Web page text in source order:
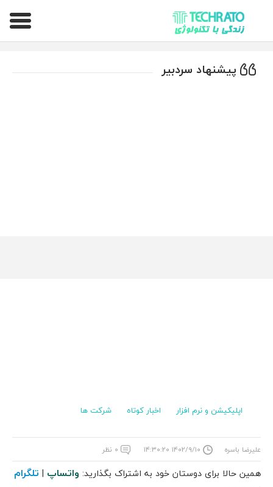
تکراتو – زندگی با تکنولوژی
پیشنهاد سردبیر
اپلیکیشن و نرم افزار اخبار کوتاه شرکت ها
علیرضا باسره ۱۴۰۲/۹/۱۰ ۱۴:۳۰:۲۰ ۰ نظر
همین حالا برای دوستان خود به اشتراک بگذارید: واتساپ | تلگرام